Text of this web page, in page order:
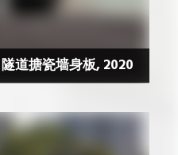
道搪瓷墙身板, 2020